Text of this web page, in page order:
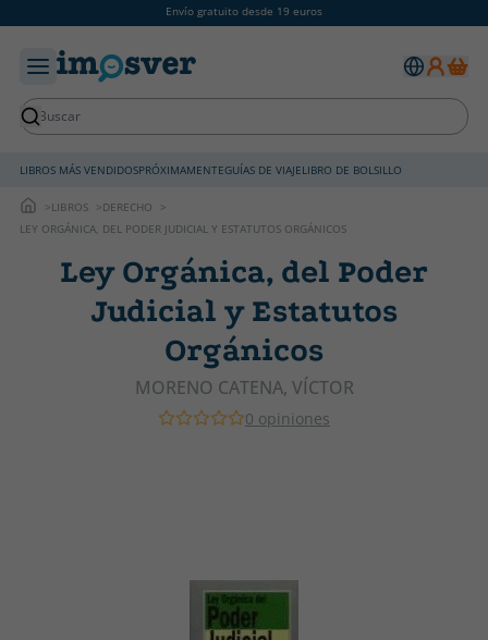
Envío gratuito desde 19 euros
LIBROS MÁS VENDIDOSPRÓXIMAMENTEGUÍAS DE VIAJELIBRO DE BOLSILLO
LIBROS
DERECHO
LEY ORGÁNICA, DEL PODER JUDICIAL Y ESTATUTOS ORGÁNICOS
Ley Orgánica, del Poder
Judicial y Estatutos
Orgánicos
MORENO CATENA, VÍCTOR
0 opiniones